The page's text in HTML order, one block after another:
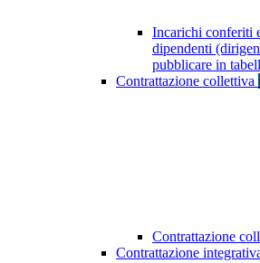
Incarichi conferiti
dipendenti
pubblicare in
Contrattazione collettiva
Contrattazione
Contrattazione